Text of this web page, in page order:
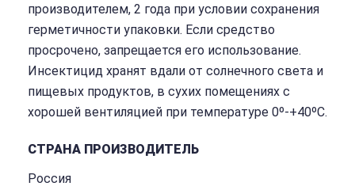
производителем, 2 года при условии сохранения
герметичности упаковки. Если средство
просрочено, запрещается его использование.
Инсектицид хранят вдали от солнечного света и
пищевых продуктов, в сухих помещениях с
хорошей вентиляцией при температуре 0º-+40ºC.
СТРАНА ПРОИЗВОДИТЕЛЬ
Россия